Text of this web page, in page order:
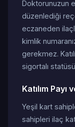
Doktorunuzun
düzenlediği
eczaneden
kimlik
gerekmez.
sigortalı
Katılım Payı
Yeşil kart
sahipleri ilaç